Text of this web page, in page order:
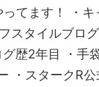
ってます！ ・
スタイルブロ
歴2年目 ・手
・スタークR